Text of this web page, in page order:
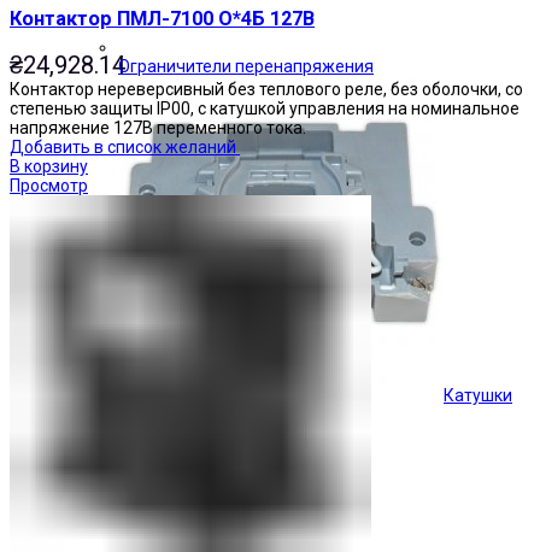
Ограничители перенапряжения
Катушки
Контактор ПМЛ-7100 О*4Б 127В
₴24,928.14
Контактор нереверсивный без теплового реле, без оболочки, со
степенью защиты IP00, с катушкой управления на номинальное
напряжение 127В переменного тока.
Добавить в список желаний
В корзину
Просмотр